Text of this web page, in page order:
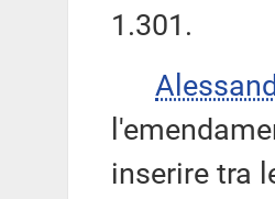
1.301.
inserire tra